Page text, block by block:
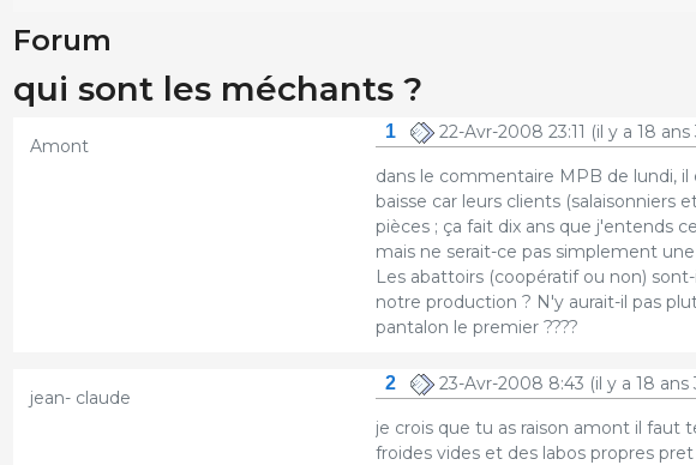
Forum
qui sont les méchants ?
Amont
1 22-Avr-2008 23:11 (il y a 18
dans le commentaire MPB de lundi,
baisse car leurs clients (salaisonniers
pièces ; ça fait dix ans que j'entends
mais ne serait-ce pas simplement
Les abattoirs (coopératif ou non)
notre production ? N'y aurait-il pas
pantalon le premier ????
jean- claude
2 23-Avr-2008 8:43 (il y a 18 ans
je crois que tu as raison amont il faut
froides vides et des labos propres